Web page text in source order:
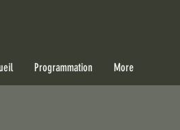
Programmation More